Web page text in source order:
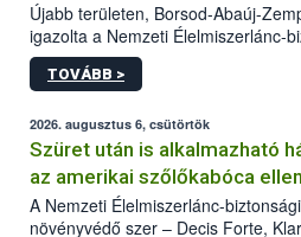
Újabb területen, Borsod-Abaúj-
igazolta a Nemzeti Élelmiszerlánc-
kőrisrontó karcsúdíszbogár (Agrilus
kártevőt nem csak színcsapdában
az intenzív felderítést, emellett az
hatósággal is összehangolják a
TOVÁBB >
2026. augusztus 6, csütörtök
Szüret után is alkalmazható
az amerikai szőlőkabóca ellen
A Nemzeti Élelmiszerlánc-
növényvédő szer – Decis Forte,